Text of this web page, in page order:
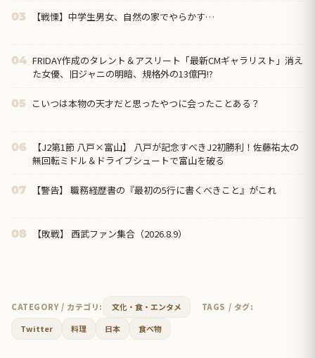
03 【戦慄】中学生男女、自然の家でやらかす…
04 FRIDAY作成のタレント＆アスリート「最新CMギャラリスト」消え
た女優、旧ジャニの明暗、規格外の13億円!?
05 こいつは本物の天才だと思ったやつに会ったことある？
06
【J2第1節 八戸×富山】 八戸が記念すべきJ2初勝利！佐藤祐太の
無回転ミドル＆ドライブシュートで富山を破る
07 【警告】 職務経歴書の『最初の5行に書くべきこと』がこれ
08 【敗戦】 西武ファン集合（2026.8.9）
CATEGORY / カテゴリ: 文化・食・エンタメ
TAGS / タグ:
Twitter
料理 日本 食べ物